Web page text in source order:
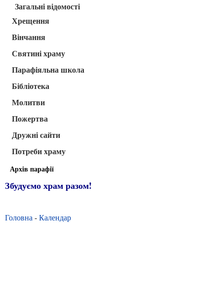
Загальні відомості
Хрещення
Вінчання
Святині храму
Парафіяльна школа
Бібліотека
Молитви
Пожертва
Дружні сайти
Потреби храму
Архів парафії
Збудуємо храм разом!
Головна -Календар